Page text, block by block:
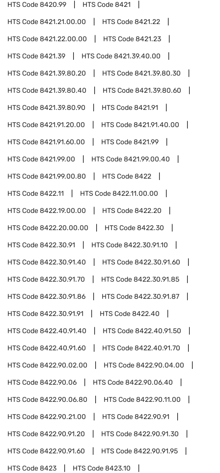
HTS Code8420.99 HTS Code8421
HTS Code8421.21.00.00 HTS Code8421.22
HTS Code8421.22.00.00 HTS Code8421.23
HTS Code8421.39 HTS Code8421.39.40.00
HTS Code8421.39.80.20 HTS Code8421.39.80.30
HTS Code8421.39.80.40 HTS Code8421.39.80.60
HTS Code8421.39.80.90 HTS Code8421.91
HTS Code8421.91.20.00 HTS Code8421.91.40.00
HTS Code8421.91.60.00 HTS Code8421.99
HTS Code8421.99.00 HTS Code8421.99.00.40
HTS Code8421.99.00.80 HTS Code8422
HTS Code8422.11 HTS Code8422.11.00.00
HTS Code8422.19.00.00 HTS Code8422.20
HTS Code8422.20.00.00 HTS Code8422.30
HTS Code8422.30.91 HTS Code8422.30.91.10
HTS Code8422.30.91.40 HTS Code8422.30.91.60
HTS Code8422.30.91.70 HTS Code8422.30.91.85
HTS Code8422.30.91.86 HTS Code8422.30.91.87
HTS Code8422.30.91.91 HTS Code8422.40
HTS Code8422.40.91.40 HTS Code8422.40.91.50
HTS Code8422.40.91.60 HTS Code8422.40.91.70
HTS Code8422.90.02.00 HTS Code8422.90.04.00
HTS Code8422.90.06 HTS Code8422.90.06.40
HTS Code8422.90.06.80 HTS Code8422.90.11.00
HTS Code8422.90.21.00 HTS Code8422.90.91
HTS Code8422.90.91.20 HTS Code8422.90.91.30
HTS Code8422.90.91.60 HTS Code8422.90.91.95
HTS Code8423 HTS Code8423.10